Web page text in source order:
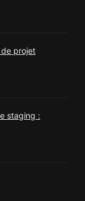
de projet
staging :